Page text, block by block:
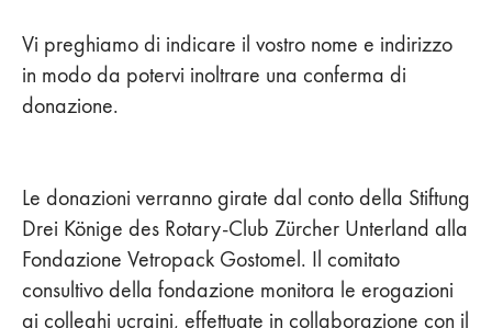
Vi preghiamo di indicare il vostro nome e indirizzo
in modo da potervi inoltrare una conferma di
donazione.
Le donazioni verranno girate dal conto della Stiftung
Drei Könige des Rotary-Club Zürcher Unterland alla
Fondazione Vetropack Gostomel. Il comitato
consultivo della fondazione monitora le erogazioni
ai colleghi ucraini, effettuate in collaborazione con il